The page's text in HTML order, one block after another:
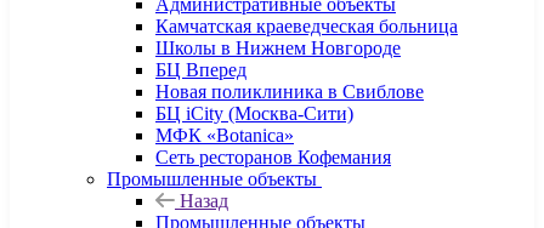
Административные объекты
Камчатская краеведческая больница
Школы в Нижнем Новгороде
БЦ Вперед
Новая поликлиника в Свиблове
БЦ iCity (Москва-Сити)
МФК «Botanica»
Сеть ресторанов Кофемания
Промышленные объекты
Назад
Промышленные объекты